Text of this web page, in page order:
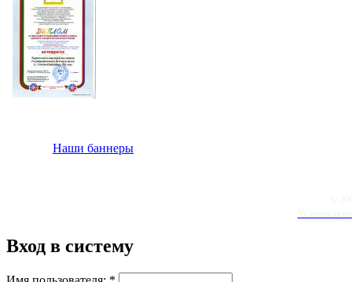
Наши баннеры
Вход в систему